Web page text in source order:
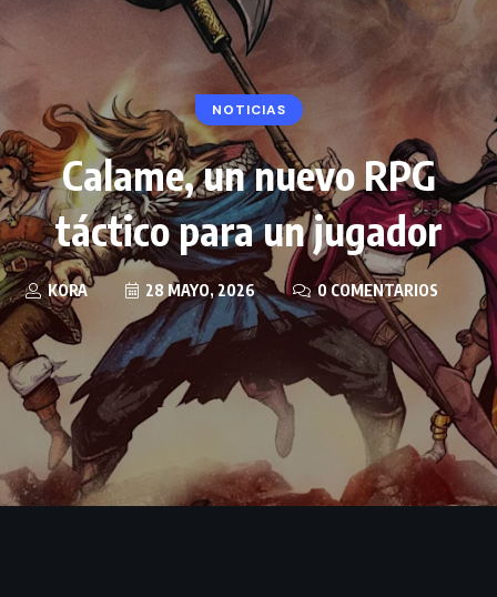
NOTICIAS
Calame, un nuevo RPG
táctico para un jugador
KORA 28 MAYO, 2026 0 COMENTARIOS